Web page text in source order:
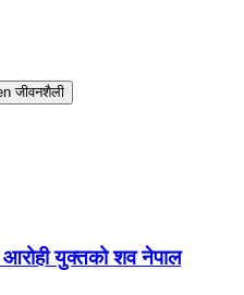
जीवनशैली
आरोही युक्तको शव नेपाल